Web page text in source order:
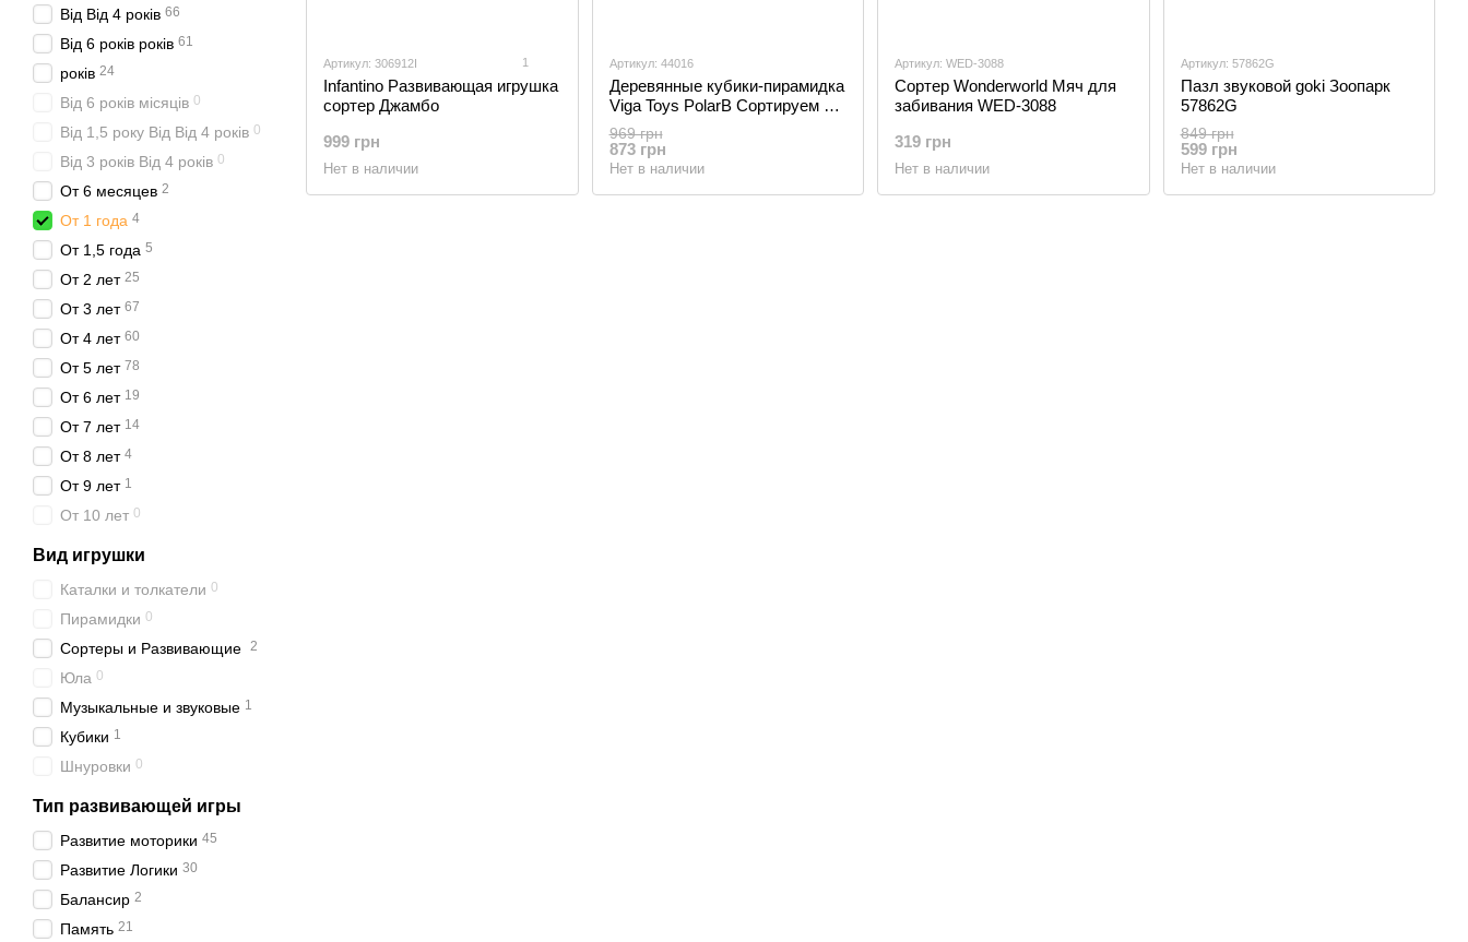
Артикул: 306912I 1
Infantino Развивающая игрушка
сортер Джамбо
999 грн
Нет в наличии
Артикул: 44016
Деревянные кубики-пирамидка
Viga Toys PolarB Сортируем и
складываем (44016)
969 грн
873 грн
Нет в наличии
Артикул: WED-3088
Сортер Wonderworld Мяч для
забивания WED-3088
319 грн
Нет в наличии
Артикул: 57862G
Пазл звуковой goki Зоопарк
57862G
849 грн
599 грн
Нет в наличии
Від Від 4 років 66
Від 6 років років 61
років 24
Від 6 років місяців 0
Від 1,5 року Від Від 4 років 0
Від 3 років Від 4 років 0
От 6 месяцев 2
От 1 года 4
От 1,5 года 5
От 2 лет 25
От 3 лет 67
От 4 лет 60
От 5 лет 78
От 6 лет 19
От 7 лет 14
От 8 лет 4
От 9 лет 1
От 10 лет 0
Вид игрушки
Каталки и толкатели 0
Пирамидки 0
Сортеры и Развивающие 2
Юла 0
Музыкальные и звуковые 1
Кубики 1
Шнуровки 0
Тип развивающей игры
Развитие моторики 45
Развитие Логики 30
Балансир 2
Память 21